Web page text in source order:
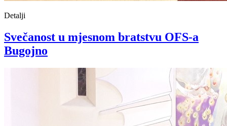
Detalji
Svečanost u mjesnom bratstvu OFS-a
Bugojno